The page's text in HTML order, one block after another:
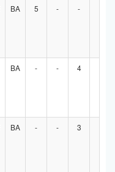
BA 5 - -
BA - - 4
BA - - 3